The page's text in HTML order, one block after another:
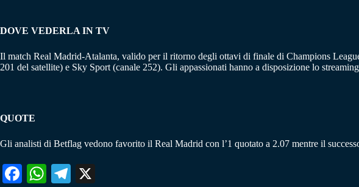
DOVE VEDERLA IN TV
Il match Real Madrid-Atalanta, valido per il ritorno degli ottavi di finale di Champions
201 del satellite) e Sky Sport (canale 252). Gli appassionati hanno a disposizione lo
QUOTE
Gli analisti di Betflag vedono favorito il Real Madrid con l’1 quotato a 2.07 mentre il
Fa W
Te